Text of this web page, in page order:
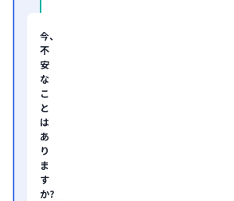
今、
不
安
な
こ
と
は
あ
り
ま
す
か?